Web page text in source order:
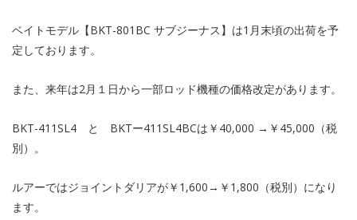
ベイトモデル【BKT-801BC サブジーナス】は1月末頃の出荷を予
定しております。
また、来年は2月１日から一部ロッド機種の価格改定があります。
BKT-411SL4 と BKTー411SL4BCは￥40,000 →￥45,000（税
別）。
ルアーではジョイントダリアが￥1,600→￥1,800（税別）になり
ます。